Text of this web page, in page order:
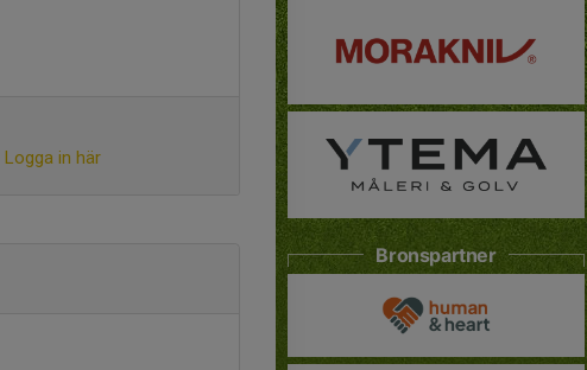
Logga in här
Bronspartner